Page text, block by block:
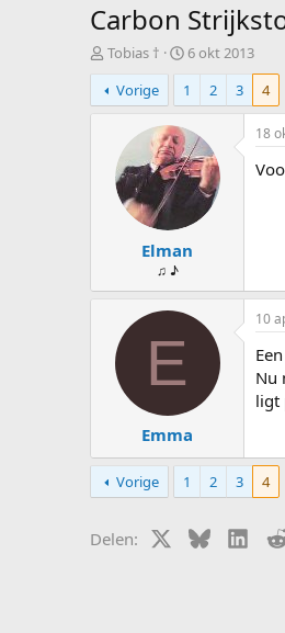
Carbon
T
o
p
i
Tobias †
S
t
a
r
t
d
a
m
6 okt 2013
Vorige
1 2 3 4
Elman
♫ ♪
18
E
Emma
10
Nu
ligt
Vorige 1 2 3 4
Delen: X (Twitter)
Bluesky